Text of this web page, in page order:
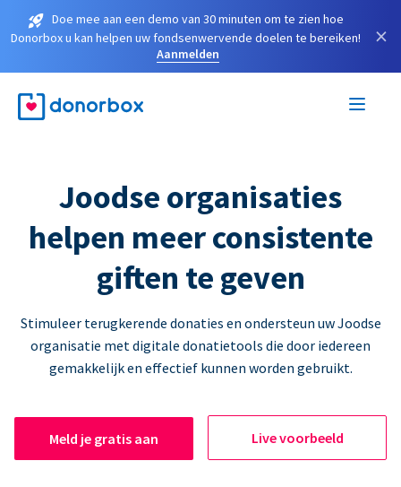
Doe mee aan een demo van 30 minuten om te zien hoe
Donorbox u kan helpen uw fondsenwervende doelen te bereiken!
Aanmelden
×
Joodse organisaties
helpen meer consistente
giften te geven
Stimuleer terugkerende donaties en ondersteun uw Joodse
organisatie met digitale donatietools die door iedereen
gemakkelijk en effectief kunnen worden gebruikt.
Meld je gratis aan Live voorbeeld